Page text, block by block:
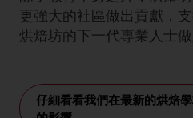
更強大的社區做出貢獻，
烘焙坊的下一代專業人士做
仔細看看我們在最新的烘焙